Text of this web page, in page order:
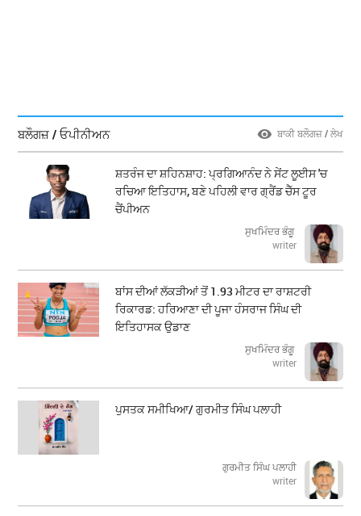
ਬਲੌਗਜ਼ / ਓਪੀਨੀਅਨ ਬਾਕੀ ਬਲੌਗਜ਼ / ਲੇਖ
ਸ਼ਤਰੰਜ ਦਾ ਸ਼ਹਿਨਸ਼ਾਹ: ਪ੍ਰਗਿਆਨੰਦ ਨੇ ਸੇਂਟ ਲੂਈਸ 'ਚ
ਰਚਿਆ ਇਤਿਹਾਸ, ਬਣੇ ਪਹਿਲੀ ਵਾਰ ਗ੍ਰੈਂਡ ਚੈੱਸ ਟੂਰ
ਚੈਂਪੀਅਨ
ਸੁਖਮਿੰਦਰ ਭੰਗੂ
writer
ਬਾਂਸ ਦੀਆਂ ਲੱਕੜੀਆਂ ਤੋਂ 1.93 ਮੀਟਰ ਦਾ ਰਾਸ਼ਟਰੀ
ਰਿਕਾਰਡ: ਹਰਿਆਣਾ ਦੀ ਪੂਜਾ ਹੰਸਰਾਜ ਸਿੰਘ ਦੀ
ਇਤਿਹਾਸਕ ਉਡਾਣ
ਸੁਖਮਿੰਦਰ ਭੰਗੂ
writer
ਪੁਸਤਕ ਸਮੀਖਿਆ/ ਗੁਰਮੀਤ ਸਿੰਘ ਪਲਾਹੀ
ਗੁਰਮੀਤ ਸਿੰਘ ਪਲਾਹੀ
writer